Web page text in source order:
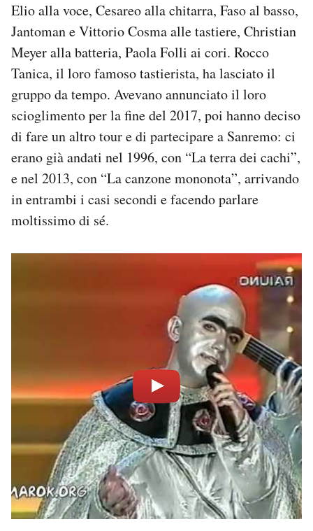
Elio alla voce, Cesareo alla chitarra, Faso al basso,
Jantoman e Vittorio Cosma alle tastiere, Christian
Meyer alla batteria, Paola Folli ai cori. Rocco
Tanica, il loro famoso tastierista, ha lasciato il
gruppo da tempo. Avevano annunciato il loro
scioglimento per la fine del 2017, poi hanno deciso
di fare un altro tour e di partecipare a Sanremo: ci
erano già andati nel 1996, con “La terra dei cachi”,
e nel 2013, con “La canzone mononota”, arrivando
in entrambi i casi secondi e facendo parlare
moltissimo di sé.